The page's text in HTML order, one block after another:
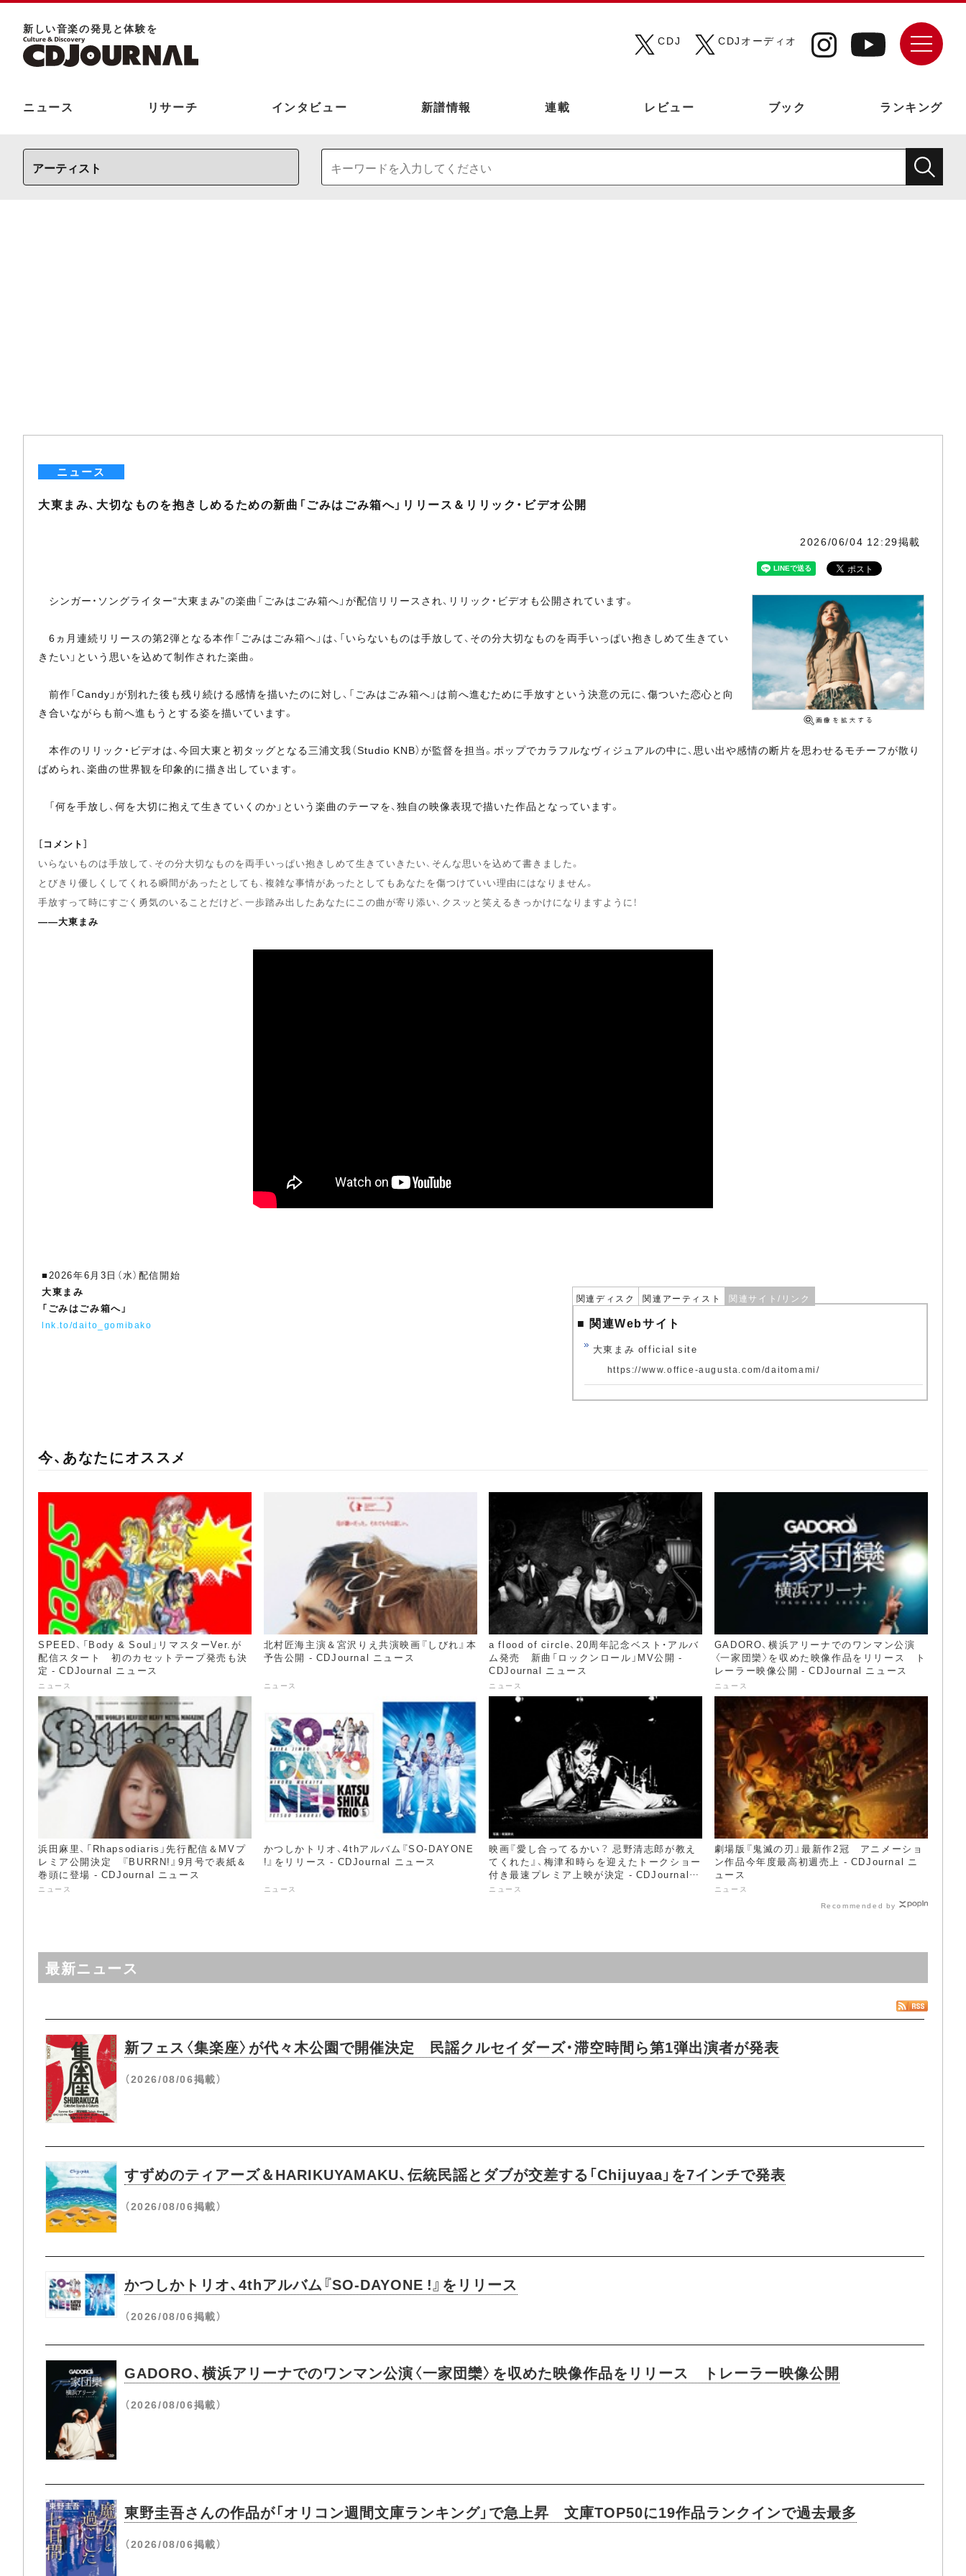
新しい⾳楽の発⾒と体験を
CDJ
CDJオーディオ
ニュース リサーチ インタビュー 新譜情報 連載 レビュー ブック ランキング
ニュース
大東まみ、大切なものを抱きしめるための新曲「ごみはごみ箱へ」リリース＆リリック・ビデオ公開
2026/06/04 12:29掲載
シンガー・ソングライター“大東まみ”の楽曲「ごみはごみ箱へ」が配信リリースされ、リリック・ビデオも公開されています。
6ヵ月連続リリースの第2弾となる本作「ごみはごみ箱へ」は、「いらないものは手放して、その分大切なものを両手いっぱい抱きしめて生きてい
きたい」という思いを込めて制作された楽曲。
前作「Candy」が別れた後も残り続ける感情を描いたのに対し、「ごみはごみ箱へ」は前へ進むために手放すという決意の元に、傷ついた恋心と向
き合いながらも前へ進もうとする姿を描いています。
本作のリリック・ビデオは、今回大東と初タッグとなる三浦文我（Studio KNB）が監督を担当。ポップでカラフルなヴィジュアルの中に、思い出や感情の断片を思わせるモチーフが散り
ばめられ、楽曲の世界観を印象的に描き出しています。
「何を手放し、何を大切に抱えて生きていくのか」という楽曲のテーマを、独自の映像表現で描いた作品となっています。
［コメント］
いらないものは手放して、その分大切なものを両手いっぱい抱きしめて生きていきたい、そんな思いを込めて書きました。
とびきり優しくしてくれる瞬間があったとしても、複雑な事情があったとしてもあなたを傷つけていい理由にはなりません。
手放すって時にすごく勇気のいることだけど、一歩踏み出したあなたにこの曲が寄り添い、クスッと笑えるきっかけになりますように！
――大東まみ
関連ディスク 関連アーティスト 関連サイト/リンク
■ 関連Webサイト
大東まみ official site
https://www.office-augusta.com/daitomami/
■2026年6月3日（水）配信開始
大東まみ
「ごみはごみ箱へ」
lnk.to/daito_gomibako
今、あなたにオススメ
SPEED、「Body & Soul」リマスターVer.が
配信スタート 初のカセットテープ発売も決
定 - CDJournal ニュース
ニュース
北村匠海主演＆宮沢りえ共演映画『しびれ』本
予告公開 - CDJournal ニュース
ニュース
a flood of circle、20周年記念ベスト・アルバ
ム発売 新曲「ロックンロール」MV公開 -
CDJournal ニュース
ニュース
GADORO、横浜アリーナでのワンマン公演
〈一家団欒〉を収めた映像作品をリリース ト
レーラー映像公開 - CDJournal ニュース
ニュース
浜田麻里、「Rhapsodiaris」先行配信＆MVプ
レミア公開決定 『BURRN!』9月号で表紙＆
巻頭に登場 - CDJournal ニュース
ニュース
かつしかトリオ、4thアルバム『SO-DAYONE
!』をリリース - CDJournal ニュース
ニュース
映画『愛し合ってるかい？ 忌野清志郎が教え
てくれた』、梅津和時らを迎えたトークショー
付き最速プレミア上映が決定 - CDJournal
ニュース
ニュース
劇場版『鬼滅の刃』最新作2冠 アニメーショ
ン作品今年度最高初週売上 - CDJournal ニ
ュース
ニュース
Recommended by
最新ニュース
新フェス〈集楽座〉が代々木公園で開催決定 民謡クルセイダーズ・滞空時間ら第1弾出演者が発表
（2026/08/06掲載）
すずめのティアーズ＆HARIKUYAMAKU、伝統民謡とダブが交差する「Chijuyaa」を7インチで発表
（2026/08/06掲載）
かつしかトリオ、4thアルバム『SO-DAYONE !』をリリース
（2026/08/06掲載）
GADORO、横浜アリーナでのワンマン公演〈一家団欒〉を収めた映像作品をリリース トレーラー映像公開
（2026/08/06掲載）
東野圭吾さんの作品が「オリコン週間文庫ランキング」で急上昇​ 文庫TOP50に19作品ランクインで過去最多
（2026/08/06掲載）